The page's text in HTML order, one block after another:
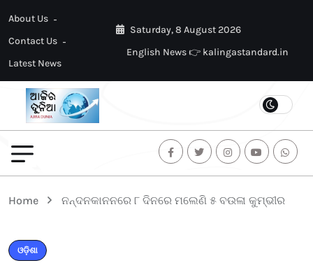
About Us
Contact Us
Latest News
Saturday, 8 August 2026
English News 👉 kalingastandard.in
Home ନନ୍ଦନକାନନରେ ୮ ଦିନରେ ମଲେଣି ୫ ବଉଳା କୁମ୍ଭୀର
ଓଡ଼ିଶା